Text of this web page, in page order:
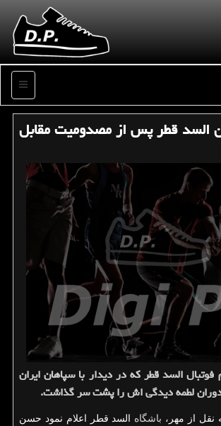
منو
السد قطر پس از مصدومیت مقابل
فوتبال السد قطر كه در دیدار با سپاهان ایران
لطمه دیدگی اش را پشت سر گذاشت.
نقل از مهر، باشگاه السد قطر اعلام نمود حسن